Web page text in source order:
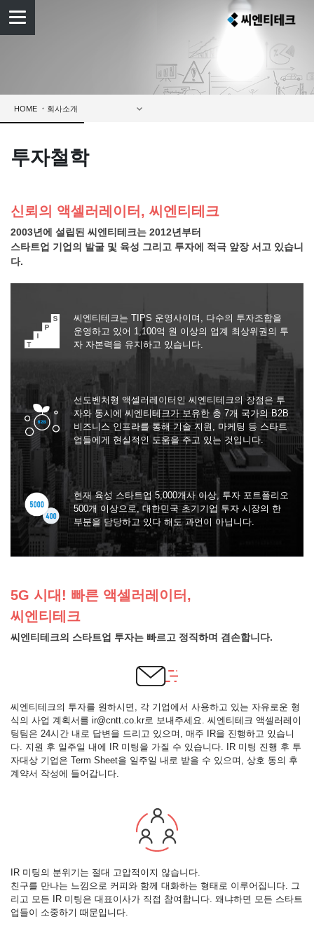
HOME
투자철학
신뢰의 액셀러레이터, 씨엔티테크
2003년에 설립된 씨엔티테크는 2012년부터
스타트업 기업의 발굴 및 육성 그리고 투자에 적극 앞장 서고 있습니
다.
씨엔티테크는 TIPS 운영사이며, 다수의 투자조합을
운영하고 있어 1,100억 원 이상의 업계 최상위권의 투
자 자본력을 유지하고 있습니다.
선도벤처형 액셀러레이터인 씨엔티테크의 장점은 투
자와 동시에 씨엔티테크가 보유한 총 7개 국가의 B2B
비즈니스 인프라를 통해 기술 지원, 마케팅 등 스타트
업들에게 현실적인 도움을 주고 있는 것입니다.
현재 육성 스타트업 5,000개사 이상, 투자 포트폴리오
500개 이상으로, 대한민국 초기기업 투자 시장의 한
부분을 담당하고 있다 해도 과언이 아닙니다.
5G 시대! 빠른 액셀러레이터,
씨엔티테크
씨엔티테크의 스타트업 투자는 빠르고 정직하며 겸손합니다.
씨엔티테크의 투자를 원하시면, 각 기업에서 사용하고 있는 자유로운 형
식의 사업 계획서를 ir@cntt.co.kr로 보내주세요. 씨엔티테크 액셀러레이
팅팀은 24시간 내로 답변을 드리고 있으며, 매주 IR을 진행하고 있습니
다. 지원 후 일주일 내에 IR 미팅을 가질 수 있습니다. IR 미팅 진행 후 투
자대상 기업은 Term Sheet을 일주일 내로 받을 수 있으며, 상호 동의 후
계약서 작성에 들어갑니다.
IR 미팅의 분위기는 절대 고압적이지 않습니다.
친구를 만나는 느낌으로 커피와 함께 대화하는 형태로 이루어집니다. 그
리고 모든 IR 미팅은 대표이사가 직접 참여합니다. 왜냐하면 모든 스타트
업들이 소중하기 때문입니다.